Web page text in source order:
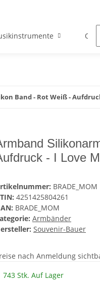
Band - Rot Weiß -
- I Love
BRADE_MOM
4251425804261
BRADE_MOM
Armbänder
Souvenir-Bauer
nach Anmeldung
743 Stk. Auf Lager